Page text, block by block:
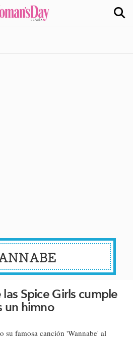
Spice Girls cumple
un himno
su famosa canción 'Wannabe' al